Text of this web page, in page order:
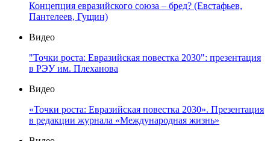
Концепция евразийского союза – бред? (Евстафьев,
Пантелеев, Гущин)
Видео
"Точки роста: Евразийская повестка 2030": презентация
в РЭУ им. Плеханова
Видео
«Точки роста: Евразийская повестка 2030». Презентация
в редакции журнала «Международная жизнь»